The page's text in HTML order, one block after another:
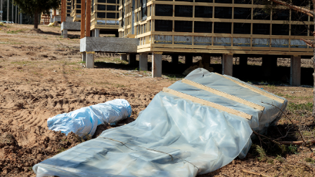
каркаса металлосайдингом